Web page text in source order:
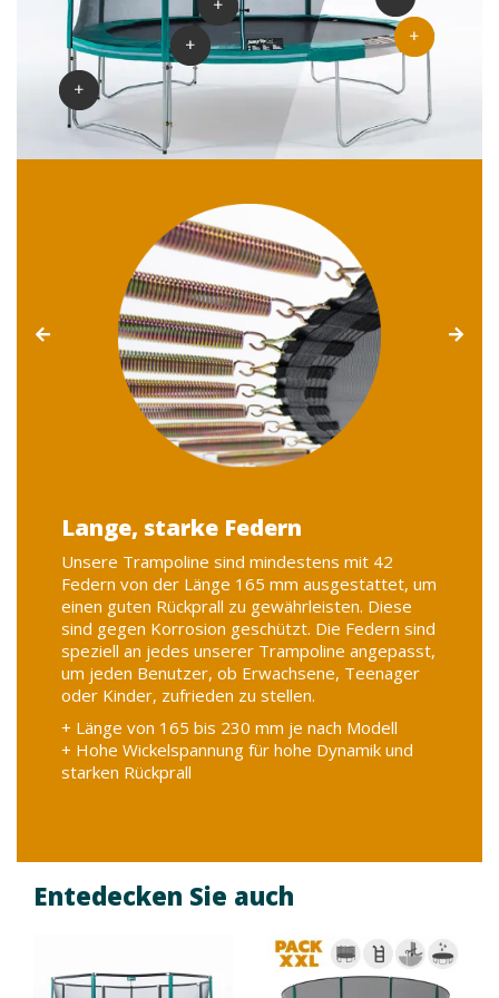
Sehr dickes Schutzkissen
Wir bieten Ihnen eines der dicksten unter den
Schutzpolstern auf dem Markt. Sie werden von
Gummis festgehalten, die am Sprungtuch
befestigt sind und so die Federn vollständig
abdecken. Es ist UV-beständig und reißfest,
optimal für die Nutzung im Außenbereich.
+ Innenschaum: 25 kg / m3 Dichte, EPE
Monoblock
+ Komplett geschlossen, keine Angst vor Frost
oder Schimmel
Entedecken Sie auch